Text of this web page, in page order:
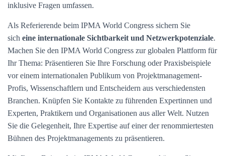
inklusive Fragen umfassen.
Als Referierende beim IPMA World Congress sichern Sie
sich eine internationale Sichtbarkeit und Netzwerkpotenziale.
Machen Sie den IPMA World Congress zur globalen Plattform für
Ihr Thema: Präsentieren Sie Ihre Forschung oder Praxisbeispiele
vor einem internationalen Publikum von Projektmanagement-
Profis, Wissenschaftlern und Entscheidern aus verschiedensten
Branchen. Knüpfen Sie Kontakte zu führenden Expertinnen und
Experten, Praktikern und Organisationen aus aller Welt. Nutzen
Sie die Gelegenheit, Ihre Expertise auf einer der renommiertesten
Bühnen des Projektmanagements zu präsentieren.